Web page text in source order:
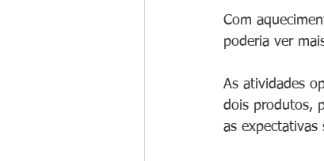
Com
poderia ver
As atividades
dois produtos,
as